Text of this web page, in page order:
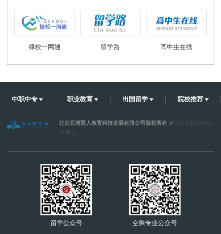
择校一网通 留学路 高中生在线
中职中专 职业教育 出国留学 院校推荐
北京五洲育人教育科技发展有限公司版权所有 © 京ICP备120020
74号-25
空乘专业公众号
留学公众号